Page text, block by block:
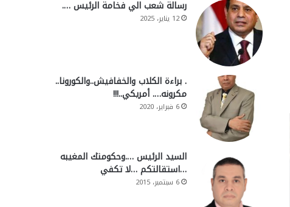
رسالة شعب الي فخامة الرئيس ….
12 يناير، 2025
. براءة الكلاب والخفافيش..والكورونا..
مكرونه…. أمريكي..!!!
6 فبراير، 2020
السيد الرئيس ….وحكومتك المغيبه
…استقالتكم …لا تكفي
6 سبتمبر، 2015